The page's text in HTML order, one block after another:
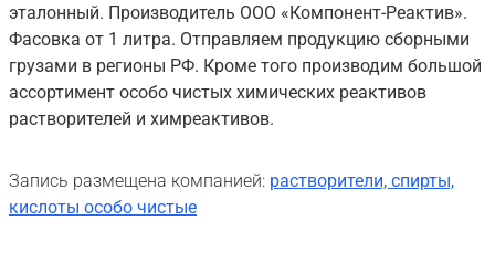
эталонный. Производитель ООО «Компонент-Реактив».
Фасовка от 1 литра. Отправляем продукцию сборными
грузами в регионы РФ. Кроме того производим большой
ассортимент особо чистых химических реактивов
растворителей и химреактивов.
Запись размещена компанией: растворители, спирты,
кислоты особо чистые